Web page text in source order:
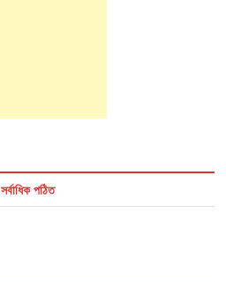
সর্বাধিক পঠিত